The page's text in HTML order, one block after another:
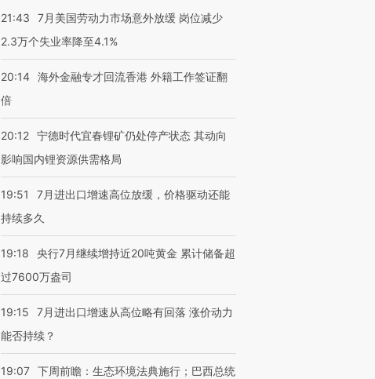
21:43
7月美国劳动力市场意外放缓 岗位减少
2.3万个失业率降至4.1%
20:14 海外金融专才回流香港 外籍工作签证翻
倍
20:12 宁德时代宜春锂矿仍处停产状态 其动向
影响国内锂资源供需格局
19:51
7月进出口增速高位放缓，价格驱动还能
持续多久
19:18
央行7月继续增持近20吨黄金 累计储备超
过7600万盎司
19:15
7月进出口增速从高位略有回落 涨价动力
能否持续？
19:07 下周前瞻：生态环境法典施行；巴西总统